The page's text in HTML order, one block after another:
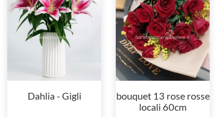
Dahlia - Gigli
bouquet 13 rose rosse
locali 60cm